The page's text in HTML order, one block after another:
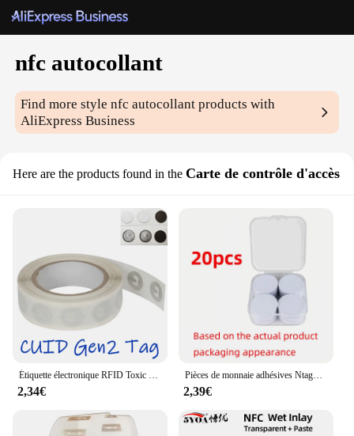
nfc autocollant
Find more stylenfc autocollant products with
AliExpress Business
Here are the products found in the Carte de contrôle d'accès
Étiquette électronique RFID Toxic ID Gen2, clé intelligente réinscriptible, jeton de clone NDavid, autocollant modifiable, badge Dream ica, ISO14443, IC 13.56Mhz
2,34€
Pièces de monnaie adhésives Ntaggem NDavid, support de badge, 13.56 octets, ISO, IEC, 504 A, 25mm, PVC étanche, étiquette 14443, 20 pièces, 50 pièces, 215 MHz
2,39€